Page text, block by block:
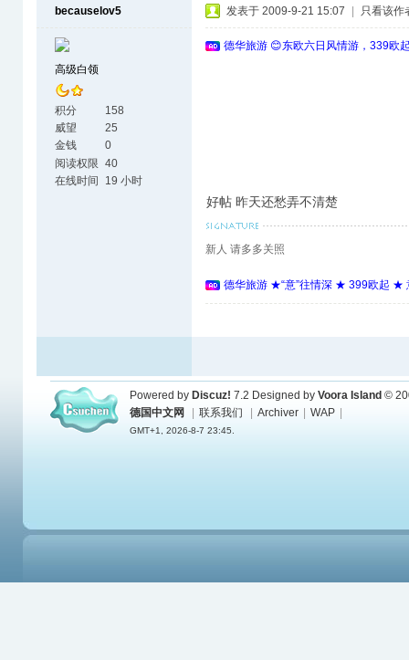
becauselov5
高级白领
积分
158
威望
25
金钱
0
阅读权限 40
在线时间
19 小时
发表于 2009-9-21 15:07 只看该作
德华旅游 😊东欧六日风情游，339欧
好帖 昨天还愁弄不清楚
新人 请多多关照
德华旅游 ★“意”往情深 ★ 399欧起 ★
Powered by Discuz! 7.2 Designed by Voora Island ©
德国中文网
联系我们 Archiver WAP
GMT+1, 2026-8-7 23:45.